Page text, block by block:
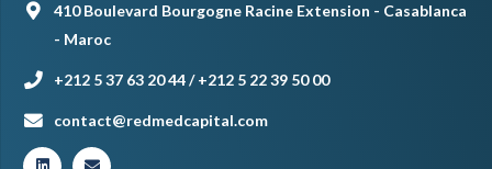
410 Boulevard Bourgogne Racine Extension - Casablanca
- Maroc
+212 5 37 63 20 44 / +212 5 22 39 50 00
contact@redmedcapital.com